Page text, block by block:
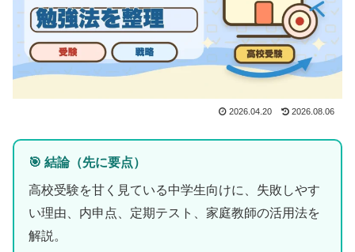
2026.04.20 2026.08.06
🎯 結論（先に要点）
高校受験を甘く見ている中学生向けに、失敗しやす
い理由、内申点、定期テスト、家庭教師の活用法を
解説。